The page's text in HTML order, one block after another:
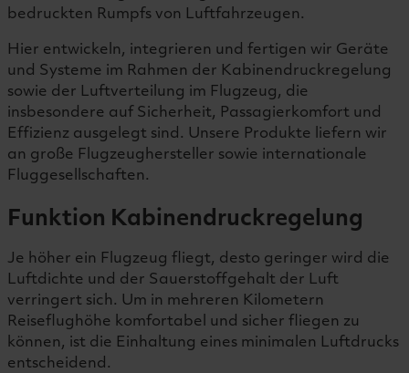
bedruckten Rumpfs von Luftfahrzeugen.
Hier entwickeln, integrieren und fertigen wir Geräte
und Systeme im Rahmen der Kabinendruckregelung
sowie der Luftverteilung im Flugzeug, die
insbesondere auf Sicherheit, Passagierkomfort und
Effizienz ausgelegt sind. Unsere Produkte liefern wir
an große Flugzeughersteller sowie internationale
Fluggesellschaften.
Funktion Kabinendruckregelung
Je höher ein Flugzeug fliegt, desto geringer wird die
Luftdichte und der Sauerstoffgehalt der Luft
verringert sich. Um in mehreren Kilometern
Reiseflughöhe komfortabel und sicher fliegen zu
können, ist die Einhaltung eines minimalen Luftdrucks
entscheidend.